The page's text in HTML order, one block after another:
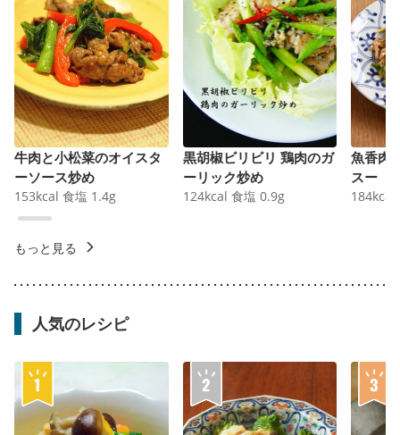
牛肉と小松菜のオイスタ
ーソース炒め
153kcal 食塩 1.4g
黒胡椒ビリビリ 鶏肉のガ
ーリック炒め
124kcal 食塩 0.9g
魚香肉
スー
184kcal
もっと見る
人気のレシピ